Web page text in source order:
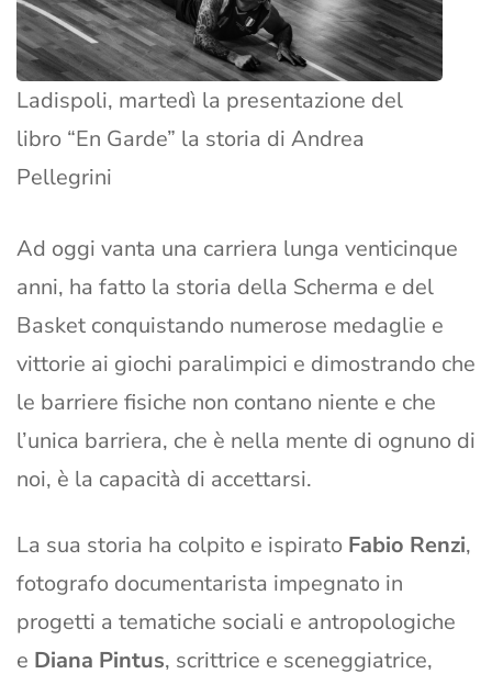
Ladispoli, martedì la presentazione del
libro “En Garde” la storia di Andrea
Pellegrini
Ad oggi vanta una carriera lunga venticinque
anni, ha fatto la storia della Scherma e del
Basket conquistando numerose medaglie e
vittorie ai giochi paralimpici e dimostrando che
le barriere fisiche non contano niente e che
l’unica barriera, che è nella mente di ognuno di
noi, è la capacità di accettarsi.
La sua storia ha colpito e ispirato Fabio Renzi,
fotografo documentarista impegnato in
progetti a tematiche sociali e antropologiche
e Diana Pintus, scrittrice e sceneggiatrice,